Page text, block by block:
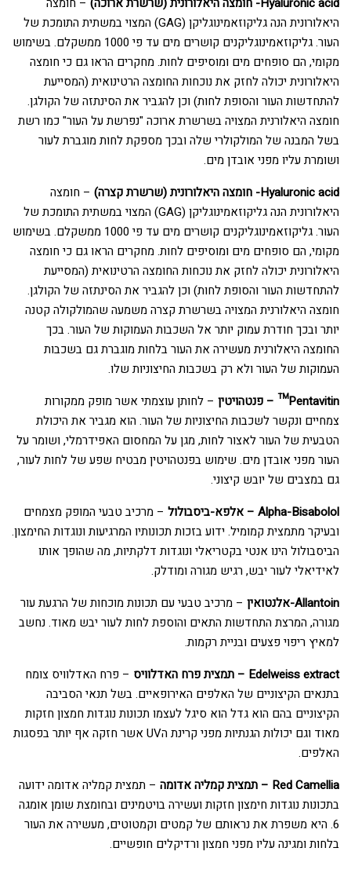
היאלורונית הנה גליקוזאמינוגליקן (GAG) המצוי במשתית התומכת של
העור. גליקוזאמינוגליקנים קושרים מים עד פי 1000 ממשקלם. בשימוש
מקומי, הם סופחים מים ומוסיפים לחות. מחקרים הראו גם כי חומצה
היאלורונית יכולה לחזק את נוכחות החומצה הרטינואית (המסייעת
להתחדשות העור והסופת לחות) וכן להגביר את הסינתזה של הקולגן.
חומצה היאלורנית המצויה בשרשרת ארוכה "נפרשת על העור" כמו רשת
בשל המבנה של המולקולרי שלה ובכך מספקת לחות מוגברת לעור
ושומרת עליו מפני אובדן מים.
Hyaluronic acid- חומצה היאלורונית (שרשרת קצרה)
– חומצה
היאלורונית הנה גליקוזאמינוגליקן (GAG) המצוי במשתית התומכת של
העור. גליקוזאמינוגליקנים קושרים מים עד פי 1000 ממשקלם. בשימוש
מקומי, הם סופחים מים ומוסיפים לחות. מחקרים הראו גם כי חומצה
היאלורונית יכולה לחזק את נוכחות החומצה הרטינואית (המסייעת
להתחדשות העור והסופת לחות) וכן להגביר את הסינתזה של הקולגן.
חומצה היאלורנית המצויה בשרשרת קצרה משמעה שהמולקולה קטנה
יותר ובכך חודרת עמוק יותר אל השכבות העמוקות של העור. בכך
החומצה היאלורנית מעשירה את העור בלחות מוגברת גם בשכבות
העמוקות של העור ולא רק בשכבות החיצוניות שלו.
Pentavitin™ – פנטהויטין
– לחותן עוצמתי אשר מופק ממקורות
צמחיים ונקשר לשכבות החיצוניות של העור. הוא מגביר את היכולת
הטבעית של העור לאצור לחות, מגן על המחסום האפידרמלי, ושומר על
העור מפני אובדן מים. שימוש בפנטהויטין מבטיח שפע של לחות לעור,
גם במצבים של יובש קיצוני.
Alpha-Bisabolol – אלפא-ביסבולול
– מרכיב טבעי המופק מצמחים
ובעיקר מתמצית קמומיל. ידוע בזכות תכונותיו המרגיעות ונוגדות החימצון.
הביסבולול הינו אנטי בקטריאלי ונוגדות דלקתיות, מה שהופך אותו
לאידיאלי לעור יבש, רגיש מגורה ומודלק.
Allantoin-אלנטואין
– מרכיב טבעי עם תכונות מוכחות של הרגעת עור
מגורה, המרצת התחדשות התאים והוספת לחות לעור יבש מאוד. נחשב
למאיץ ריפוי פצעים ובניית רקמות.
Edelweiss extract – תמצית פרח האדלוויס
– פרח האדלוויס צומח
בתנאים הקיצוניים של האלפים האירופאיים. בשל תנאי הסביבה
הקיצוניים בהם הוא גדל הוא סיגל לעצמו תכונות נוגדות חמצון חזקות
מאוד וגם יכולות הגנתיות מפני קרינת הUV אשר חזקה אף יותר בפסגות
האלפים.
Red Camellia – תמצית קמליה אדומה
– תמצית קמליה אדומה ידועה
בתכונות נוגדות חימצון חזקות ועשירה בויטמינים ובחומצת שומן אומגה
6. היא משפרת את נראותם של קמטים וקמטוטים, מעשירה את העור
בלחות ומגינה עליו מפני חמצון ורדיקלים חופשיים.